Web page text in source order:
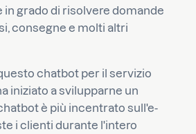
in grado di risolvere domande
consegne e molti altri
chatbot per il servizio
iniziato a svilupparne un
è più incentrato sull'e-
i clienti durante l'intero